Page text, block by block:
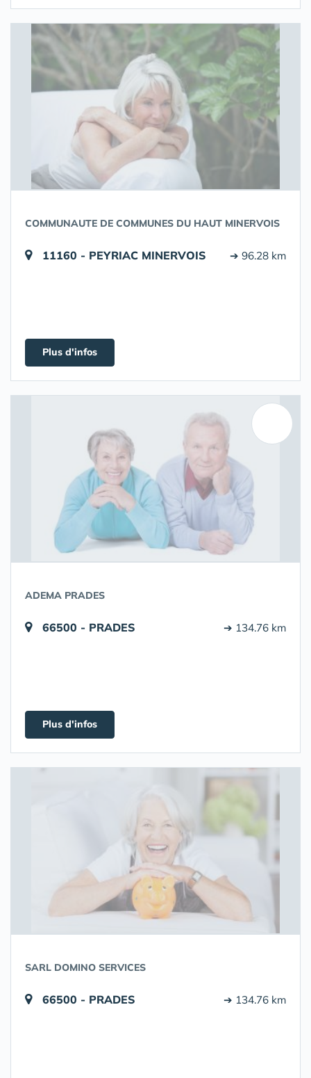
COMMUNAUTE DE COMMUNES DU HAUT MINERVOIS
11160 - PEYRIAC MINERVOIS ➔ 96.28 km
Plus d'infos
ADEMA PRADES
66500 - PRADES ➔ 134.76 km
Plus d'infos
SARL DOMINO SERVICES
66500 - PRADES ➔ 134.76 km